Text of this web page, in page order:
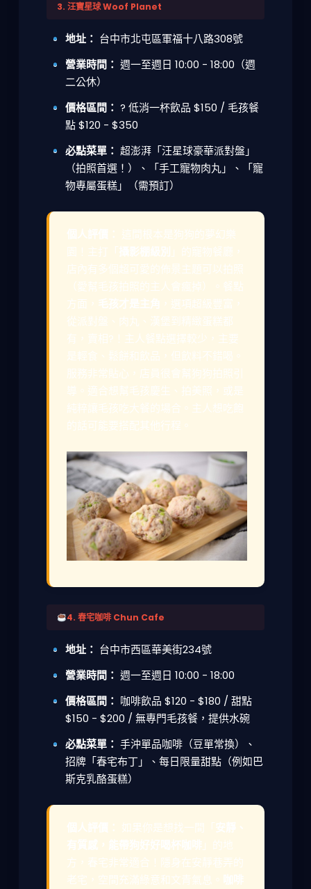
3. 汪寶星球 Woof Planet
地址： 台中市北屯區軍福十八路308號
營業時間： 週一至週日 10:00 - 18:00（週
二公休）
價格區間： ? 低消一杯飲品 $150 / 毛孩餐
點 $120 - $350
必點菜單： 超澎湃「汪星球豪華派對盤」
（拍照首選！）、「手工寵物肉丸」、「寵
物專屬蛋糕」（需預訂）
個人評價： 這間根本是狗狗的夢幻樂
園！主打「攝影棚級別
」的寵物餐廳，
店內有多個超可愛的佈景主題可以拍照
（愛幫毛孩拍照的主人會瘋掉）。餐點
方面， 毛孩才是主角 ，選項超級豐富，
從派對盤、肉丸、漢堡到精緻蛋糕都
有，賣相?！主人餐點選擇較少，主要
是輕食、鬆餅和飲品，但飲料不錯喝。
服務非常貼心，店員很會幫狗狗拍照引
導。適合想幫毛孩慶生、拍美照，或是
純粹讓毛孩吃大餐的場合。主人想吃飽
的話可能要搭配其他行程。
4. 春宅咖啡 Chun Cafe
地址： 台中市西區華美街234號
營業時間： 週一至週日 10:00 - 18:00
價格區間： 咖啡飲品 $120 - $180 / 甜點
$150 - $200 / 無專門毛孩餐，提供水碗
必點菜單： 手沖單品咖啡（豆單常換）、
招牌「春宅布丁」、每日限量甜點（例如巴
斯克乳酪蛋糕）
個人評價： 如果你是想找一間「安靜、
有質感，能帶狗好好喝杯咖啡」的地
方，春宅非常適合！隱身在安靜巷弄的
老宅，空間充滿綠意和文青氣息。
咖啡